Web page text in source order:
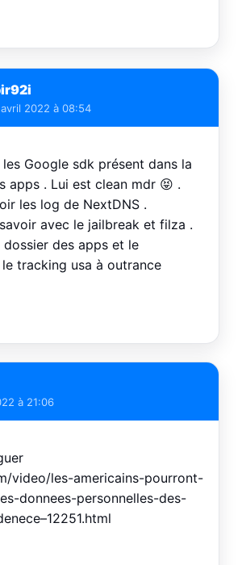
avril 2022 à 08:54
Google sdk présent dans la
apps . Lui est clean mdr 😝 .
les log de NextDNS .
avec le jailbreak et filza .
dossier des apps et le
tracking usa à outrance
à 21:06
video/les-americains-pourront-
donnees-personnelles-des-